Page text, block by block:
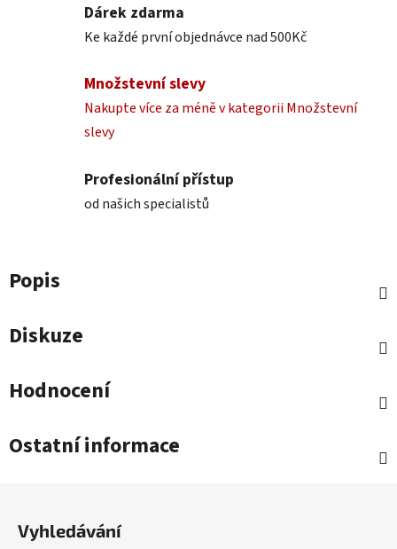
Dárek zdarma
Ke každé první objednávce nad 500Kč
Množstevní slevy
Nakupte více za méně v kategorii Množstevní
slevy
Profesionální přístup
od našich specialistů
Popis
Diskuze
Hodnocení
Ostatní informace
Vyhledávání